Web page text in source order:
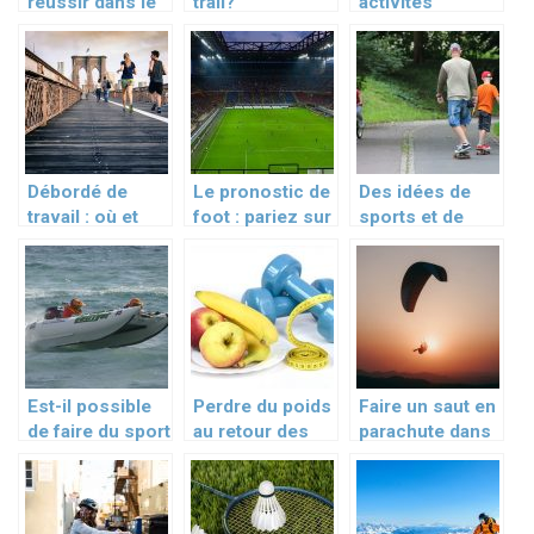
sport ?
pratiquer à la
montagne?
Débordé de
travail : où et
quand faire du
sport ?
Le pronostic de
foot : pariez sur
gagnante
Des idées de
sports et de
loisirs pour les
vacances
Est-il possible
de faire du sport
en vacances en
Corse ?
Perdre du poids
au retour des
grandes
vacances
Faire un saut en
parachute dans
le Nord